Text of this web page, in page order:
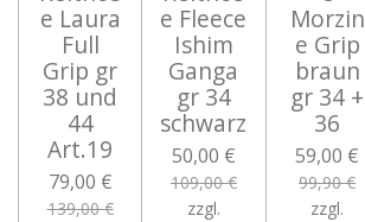
e Laura
Full
Grip gr
38 und
44
Art.19
79,00 €
139,00 €
e Fleece
Ishim
Ganga
gr 34
schwarz
50,00 €
109,00 €
zzgl.
Morzin
e Grip
braun
gr 34 +
36
59,00 €
99,90 €
zzgl.